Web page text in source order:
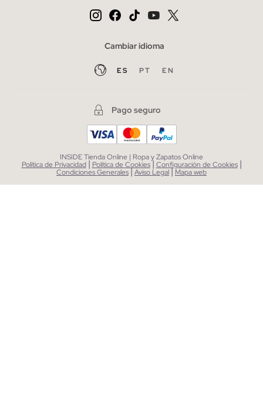
Cambiar idioma
ES PT EN
Pago seguro
INSIDE Tienda Online | Ropa y Zapatos Online
Política de Privacidad | Política de Cookies| Configuración de Cookies |
Condiciones Generales|Aviso Legal| Mapa web